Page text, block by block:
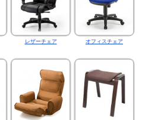
レザーチェア オフィスチェア